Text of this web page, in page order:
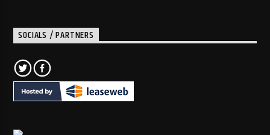
SOCIALS / PARTNERS